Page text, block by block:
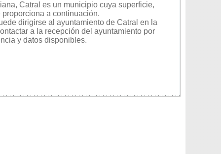
Catral es un municipio cuya superficie,
a continuación.
dirigirse al ayuntamiento de Catral en la
a la recepción del ayuntamiento por
y datos disponibles.